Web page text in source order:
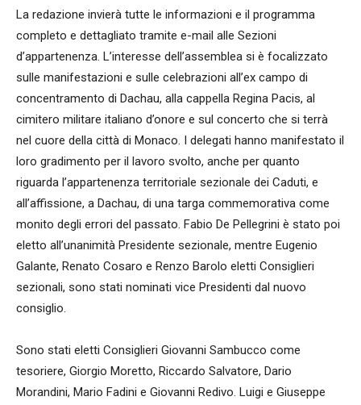
La redazione invierà tutte le informazioni e il programma
completo e dettagliato tramite e-mail alle Sezioni
d’appartenenza. L’interesse dell’assemblea si è focalizzato
sulle manifestazioni e sulle celebrazioni all’ex campo di
concentramento di Dachau, alla cappella Regina Pacis, al
cimitero militare italiano d’onore e sul concerto che si terrà
nel cuore della città di Monaco. I delegati hanno manifestato il
loro gradimento per il lavoro svolto, anche per quanto
riguarda l’appartenenza territoriale sezionale dei Caduti, e
all’affissione, a Dachau, di una targa commemorativa come
monito degli errori del passato. Fabio De Pellegrini è stato poi
eletto all’unanimità Presidente sezionale, mentre Eugenio
Galante, Renato Cosaro e Renzo Barolo eletti Consiglieri
sezionali, sono stati nominati vice Presidenti dal nuovo
consiglio.
Sono stati eletti Consiglieri Giovanni Sambucco come
tesoriere, Giorgio Moretto, Riccardo Salvatore, Dario
Morandini, Mario Fadini e Giovanni Redivo. Luigi e Giuseppe